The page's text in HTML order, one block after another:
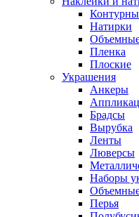
Натирки
Пленка
Плоские
Украшения
Анкеры
Брадсы
Вырубка
Ленты
Люверсы
Наборы
Перья